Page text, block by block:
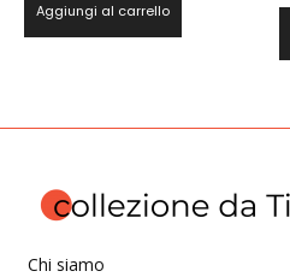
Aggiungi al carrello
Chi siamo